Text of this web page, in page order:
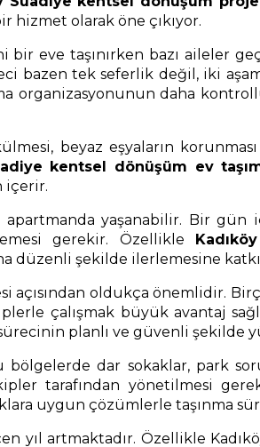
hizmet olarak öne çıkıyor.
bir eve taşınırken bazı aileler
bazen tek seferlik değil, iki
organizasyonunun daha
beyaz eşyaların korunması
kentsel dönüşüm ev
içerir.
yaşanabilir. Bir gün
gerekir. Özellikle
düzenli şekilde ilerlemesine katkı
açısından oldukça önemlidir.
çalışmak büyük avantaj
sürecinin planlı ve güvenli şekilde
dar sokaklar, park
tarafından yönetilmesi
uygun çözümlerle taşınma
artmaktadır. Özellikle